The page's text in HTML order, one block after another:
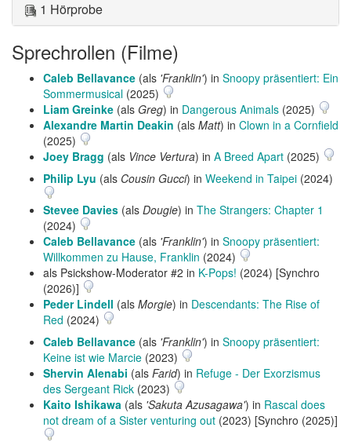
1 Hörprobe
Sprechrollen (Filme)
Caleb Bellavance (als 'Franklin') in Snoopy präsentiert: Ein
Sommermusical (2025)
Liam Greinke (als Greg) in Dangerous Animals (2025)
Alexandre Martin Deakin (als Matt) in Clown in a Cornfield
(2025)
Joey Bragg (als Vince Vertura) in A Breed Apart (2025)
Philip Lyu (als Cousin Gucci) in Weekend in Taipei (2024)
Stevee Davies (als Dougie) in The Strangers: Chapter 1
(2024)
Caleb Bellavance (als 'Franklin') in Snoopy präsentiert:
Willkommen zu Hause, Franklin (2024)
als Psickshow-Moderator #2 in K-Pops! (2024) [Synchro
(2026)]
Peder Lindell (als Morgie) in Descendants: The Rise of
Red (2024)
Caleb Bellavance (als 'Franklin') in Snoopy präsentiert:
Keine ist wie Marcie (2023)
Shervin Alenabi (als Farid) in Refuge - Der Exorzismus
des Sergeant Rick (2023)
Kaito Ishikawa (als 'Sakuta Azusagawa') in Rascal does
not dream of a Sister venturing out (2023) [Synchro (2025)]